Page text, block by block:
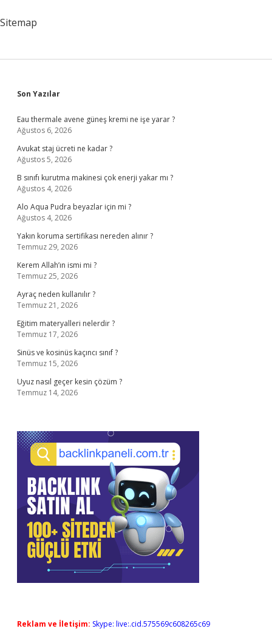
Sitemap
Sidebar
Son Yazılar
Eau thermale avene güneş kremi ne işe yarar ?
Ağustos 6, 2026
Avukat staj ücreti ne kadar ?
Ağustos 5, 2026
B sınıfı kurutma makinesi çok enerji yakar mı ?
Ağustos 4, 2026
Alo Aqua Pudra beyazlar için mi ?
Ağustos 4, 2026
Yakın koruma sertifikası nereden alınır ?
Temmuz 29, 2026
Kerem Allah’ın ismi mi ?
Temmuz 25, 2026
Ayraç neden kullanılır ?
Temmuz 21, 2026
Eğitim materyalleri nelerdir ?
Temmuz 17, 2026
Sinüs ve kosinüs kaçıncı sınıf ?
Temmuz 15, 2026
Uyuz nasıl geçer kesin çözüm ?
Temmuz 14, 2026
Reklam ve İletişim: Skype: live:.cid.575569c608265c69